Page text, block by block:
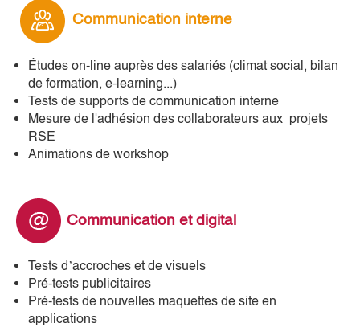
Communication interne
Études on-line auprès des salariés (climat social, bilan
de formation, e-learning...)
Tests de supports de communication interne
Mesure de l'adhésion des collaborateurs aux projets
RSE
Animations de workshop
Communication et digital
Tests d’accroches et de visuels
Pré-tests publicitaires
Pré-tests de nouvelles maquettes de site en
applications